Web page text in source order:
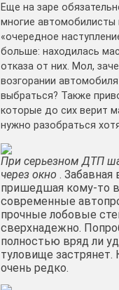
Еще на заре
многие автомобилисты
«очередное
больше: находилась
отказа от них. Мол,
возгорании
выбраться? Также
которые до сих верит
нужно разобраться
При серьезном ДТП
через окно .
пришедшая кому-то в
современные
прочные лобовые
сверхнадежно.
полностью вряд ли
туловище
очень редко.